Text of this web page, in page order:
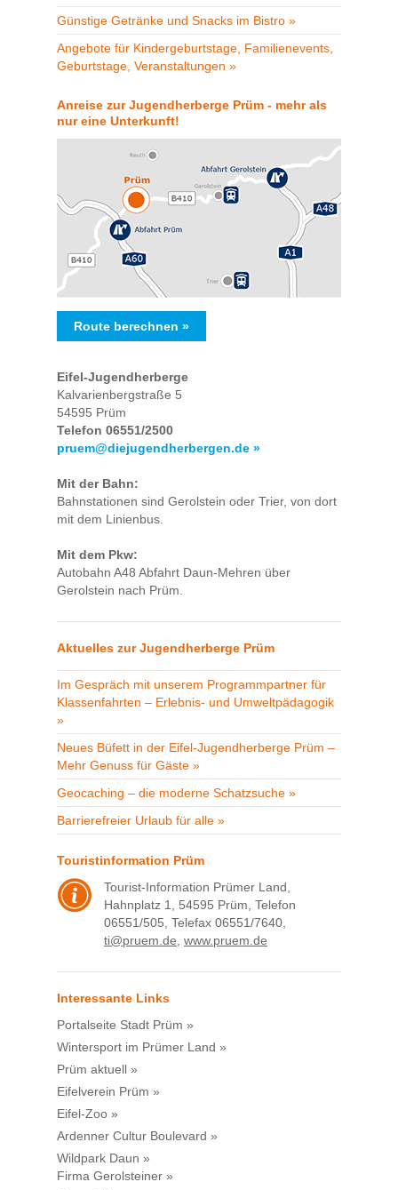
Günstige Getränke und Snacks im Bistro »
Angebote für Kindergeburtstage, Familienevents,
Geburtstage, Veranstaltungen »
Anreise zur Jugendherberge Prüm - mehr als
nur eine Unterkunft!
Route berechnen »
Eifel-Jugendherberge
Kalvarienbergstraße 5
54595 Prüm
Telefon 06551/2500
pruem@diejugendherbergen.de »
Mit der Bahn:
Bahnstationen sind Gerolstein oder Trier, von dort
mit dem Linienbus.
Mit dem Pkw:
Autobahn A48 Abfahrt Daun-Mehren über
Gerolstein nach Prüm.
Aktuelles zur Jugendherberge Prüm
Im Gespräch mit unserem Programmpartner für
Klassenfahrten – Erlebnis- und Umweltpädagogik
»
Neues Büfett in der Eifel-Jugendherberge Prüm –
Mehr Genuss für Gäste »
Geocaching – die moderne Schatzsuche »
Barrierefreier Urlaub für alle »
Touristinformation Prüm
Tourist-Information Prümer Land,
Hahnplatz 1, 54595 Prüm, Telefon
06551/505, Telefax 06551/7640,
ti@pruem.de, www.pruem.de
Interessante Links
Portalseite Stadt Prüm »
Wintersport im Prümer Land »
Prüm aktuell »
Eifelverein Prüm »
Eifel-Zoo »
Ardenner Cultur Boulevard »
Wildpark Daun »
Firma Gerolsteiner »